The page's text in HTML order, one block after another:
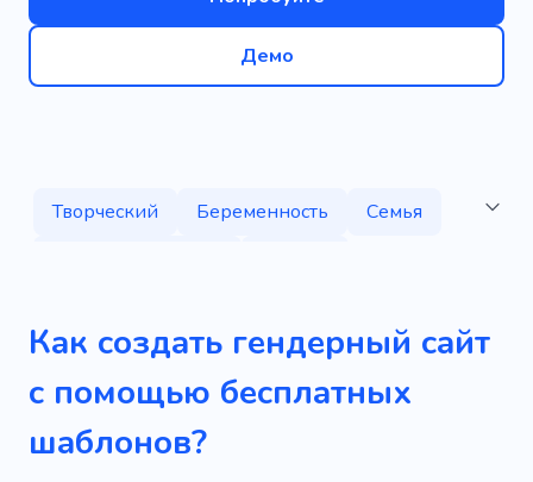
Демо
Творческий Беременность
Семья
Популярный
Уникальный
Крутой
Мобильный
SEO
Простой
Информативный
Как создать гендерный сайт
с помощью бесплатных
шаблонов?